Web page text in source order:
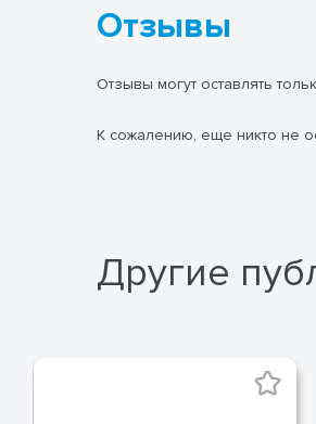
Отзывы
Отзывы могут оставлять
К сожалению, еще никто не
Другие